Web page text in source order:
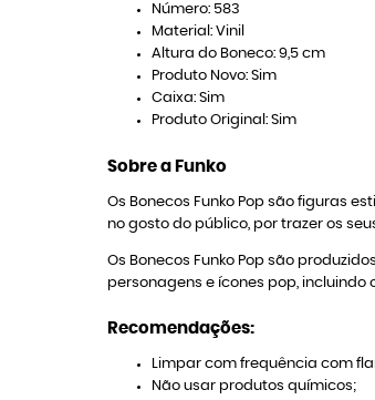
Número: 583
Material: Vinil
Altura do Boneco: 9,5 cm
Produto Novo: Sim
Caixa: Sim
Produto Original: Sim
Sobre a Funko
Os Bonecos Funko Pop são figuras
no gosto do público, por trazer os
Os Bonecos Funko Pop são
personagens e ícones pop, incluindo
Recomendações:
Limpar com frequência com
Não usar produtos químicos;